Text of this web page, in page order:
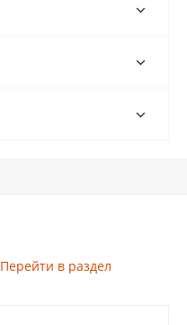
Перейти в раздел